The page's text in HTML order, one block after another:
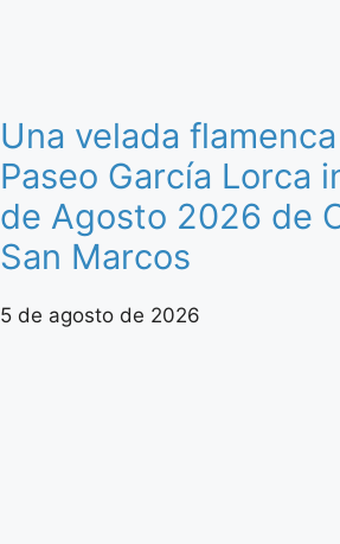
Una velada
Paseo García Lorca
de Agosto 2026 de
San Marcos
5 de agosto de 2026